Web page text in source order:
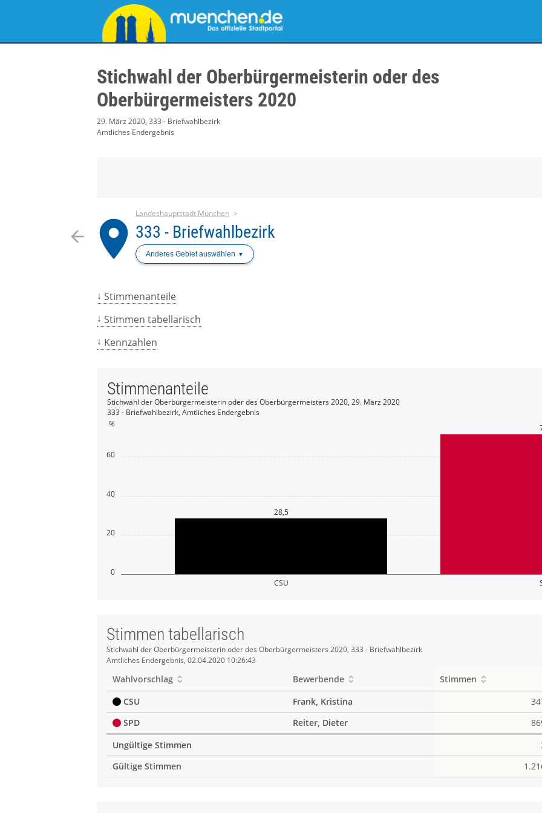
Stichwahl der Oberbürgermeisterin oder des
Oberbürgermeisters 2020
29. März 2020, 333 - Briefwahlbezirk
Amtliches Endergebnis
arrow_back place
Landeshauptstadt München
333 - Briefwahlbezirk
Anderes Gebiet auswählen
Stimmenanteile
Stimmen tabellarisch
Kennzahlen
0
20
40
60
%
CSU
28,5
Stimmenanteile
Stichwahl der Oberbürgermeisterin oder des Oberbürgermeisters 2020, 29. März 2020
333 - Briefwahlbezirk, Amtliches Endergebnis
Stimmen tabellarisch
Stimmen
tabellarisch
Stichwahl der Oberbürgermeisterin oder des Oberbürgermeisters 2020, 333 - Briefwahlbezirk
Amtliches Endergebnis, 02.04.2020 10:26:43
Wahlvorschlag Bewerbende Stimmen
CSU
Frank, Kristina
SPD
Reiter, Dieter
Ungültige Stimmen
Gültige Stimmen